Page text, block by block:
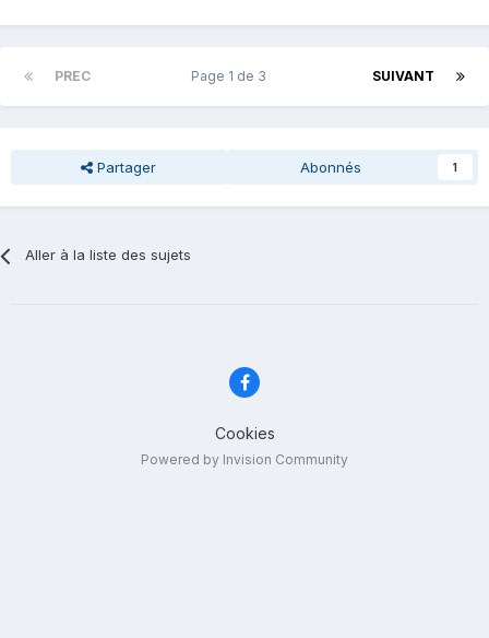
PREC SUIVANT
Page 1 de 3
Partager Abonnés 1
Aller à la liste des sujets
Cookies
Powered by Invision Community